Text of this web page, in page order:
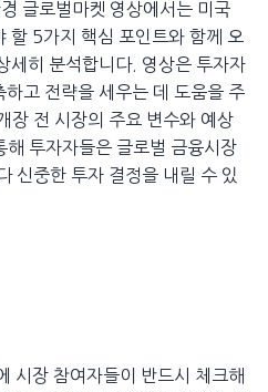
글로벌마켓 영상에서는 미국
할 5가지 핵심 포인트와 함께 오
세히 분석합니다. 영상은 투자자
고 전략을 세우는 데 도움을 주
장 전 시장의 주요 변수와 예상
해 투자자들은 글로벌 금융시장
신중한 투자 결정을 내릴 수 있
시장 참여자들이 반드시 체크해